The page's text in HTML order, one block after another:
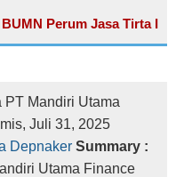
Perum Jasa Tirta I
PT Mandiri Utama
Juli 31, 2025
Depnaker Summary :
Utama Finance